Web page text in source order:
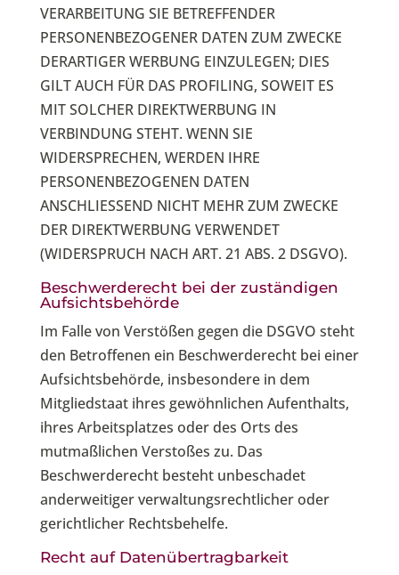
VERARBEITUNG SIE BETREFFENDER
PERSONENBEZOGENER DATEN ZUM ZWECKE
DERARTIGER WERBUNG EINZULEGEN; DIES
GILT AUCH FÜR DAS PROFILING, SOWEIT ES
MIT SOLCHER DIREKTWERBUNG IN
VERBINDUNG STEHT. WENN SIE
WIDERSPRECHEN, WERDEN IHRE
PERSONENBEZOGENEN DATEN
ANSCHLIESSEND NICHT MEHR ZUM ZWECKE
DER DIREKTWERBUNG VERWENDET
(WIDERSPRUCH NACH ART. 21 ABS. 2 DSGVO).
Beschwerde­recht bei der zuständigen
Aufsichts­behörde
Im Falle von Verstößen gegen die DSGVO steht
den Betroffenen ein Beschwerderecht bei einer
Aufsichtsbehörde, insbesondere in dem
Mitgliedstaat ihres gewöhnlichen Aufenthalts,
ihres Arbeitsplatzes oder des Orts des
mutmaßlichen Verstoßes zu. Das
Beschwerderecht besteht unbeschadet
anderweitiger verwaltungsrechtlicher oder
gerichtlicher Rechtsbehelfe.
Recht auf Daten­übertrag­barkeit